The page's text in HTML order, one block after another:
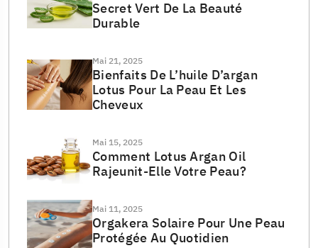
Secret Vert De La Beauté
Durable
Mai 21, 2025
Bienfaits De L’huile D’argan
Lotus Pour La Peau Et Les
Cheveux
Mai 15, 2025
Comment Lotus Argan Oil
Rajeunit-Elle Votre Peau?
Mai 11, 2025
Orgakera Solaire Pour Une Peau
Protégée Au Quotidien